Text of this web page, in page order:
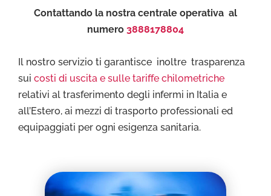
Contattando la nostra centrale operativa al
numero 3888178804
Il nostro servizio ti garantisce inoltre trasparenza
sui costi di uscita e sulle tariffe chilometriche
relativi al trasferimento degli infermi in Italia e
all’Estero, ai mezzi di trasporto professionali ed
equipaggiati per ogni esigenza sanitaria.